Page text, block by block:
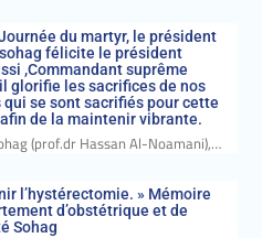
du martyr, le président
félicite le président
,Commandant suprême
glorifie les sacrifices de nos
se sont sacrifiés pour cette
de la maintenir vibrante.
(prof.dr Hassan Al-Noamani),…
l’hystérectomie. » Mémoire
d’obstétrique et de
Sohag